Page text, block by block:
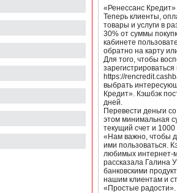
«Ренессанс
Теперь клиенты,
товары и услуги в
30% от суммы
кабинете
обратно на карту
Для того, чтобы
https://
выбрать
Кредит». Кэшбэк
дней.
Перевести деньги
этом минимальная
текущий счет и
«Нам важно, чтобы
ими пользоваться.
любимых интернет-
рассказала Галина
банковскими
нашим клиентам и
«Простые радости».